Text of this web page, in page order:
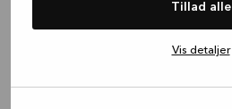
Tillad alle
Vis detaljer